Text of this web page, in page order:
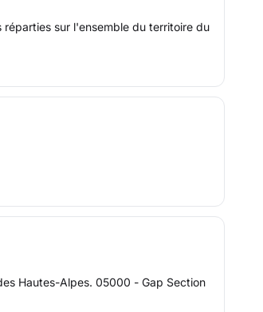
sur l'ensemble du territoire du
Hautes-Alpes. 05000 - Gap Section